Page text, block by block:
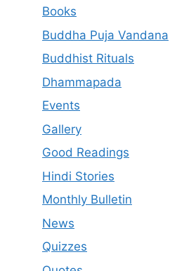
Books
Buddha Puja Vandana
Buddhist Rituals
Dhammapada
Events
Gallery
Good Readings
Hindi Stories
Monthly Bulletin
News
Quizzes